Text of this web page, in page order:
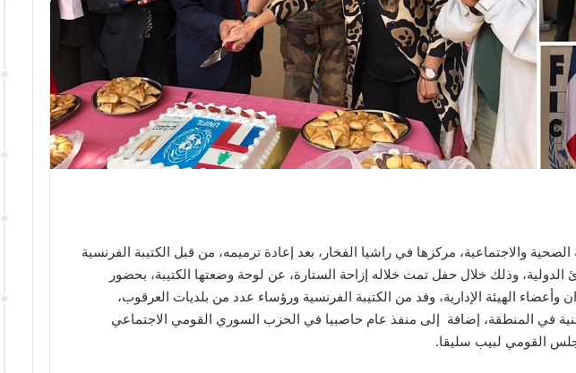
والاجتماعية، مركزها في راشيا الفخار، بعد إعادة ترميمه، من قبل الكتيبة الفرنسية
وذلك خلال حفل تمت خلاله إزاحة الستارة، عن لوحة وضعتها الكتيبة، بحضور
وأعضاء الهيئة الإدارية، وفد من الكتيبة الفرنسية ورؤساء عدد من بلديات العرقوب،
في المنطقة، إضافة إلى منفذ عام حاصبيا في الحزب السوري القومي الاجتماعي
القومي لبيب سليقا.